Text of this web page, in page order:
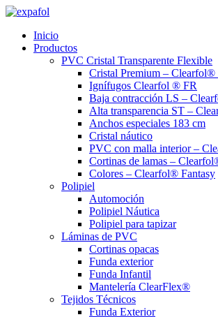
Ir
contenido
Inicio
Productos
PVC Cristal Transparente Flexible
Cristal Premium –
Ignífugos Clearfol ® FR
Baja contracción LS –
Alta transparencia ST –
Anchos especiales 183 cm
Cristal náutico
PVC con malla interior –
Cortinas de lamas –
Colores – Clearfol® Fantasy
Polipiel
Automoción
Polipiel Náutica
Polipiel para tapizar
Láminas de PVC
Cortinas opacas
Funda exterior
Funda Infantil
Mantelería ClearFlex®
Tejidos Técnicos
Funda Exterior